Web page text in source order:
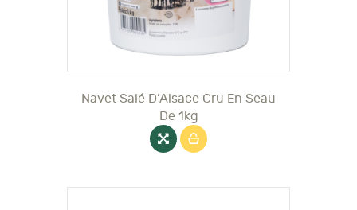
Navet Salé D’Alsace Cru En Seau
De 1kg